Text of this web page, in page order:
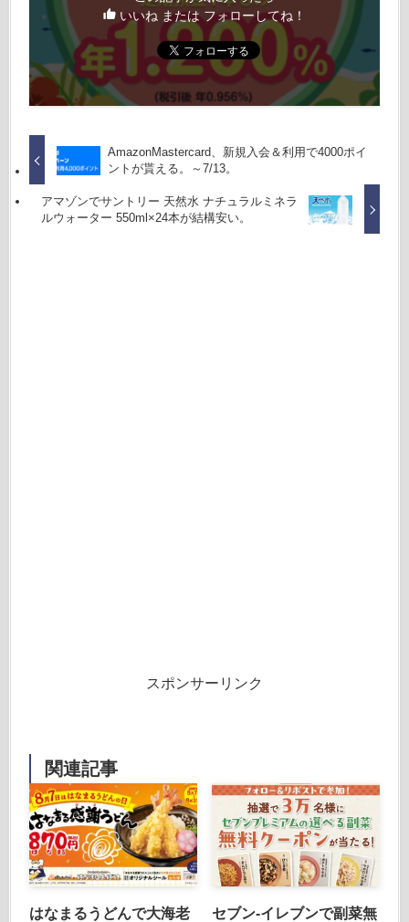
いいね または フォローしてね！
AmazonMastercard、新規入会＆利用で4000ポイ
ントが貰える。～7/13。
アマゾンでサントリー 天然水 ナチュラルミネラ
ルウォーター 550ml×24本が結構安い。
スポンサーリンク
関連記事
はなまるうどんで大海老
セブン‐イレブンで副菜無